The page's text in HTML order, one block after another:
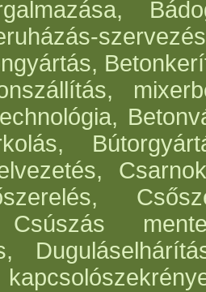
Csúszás